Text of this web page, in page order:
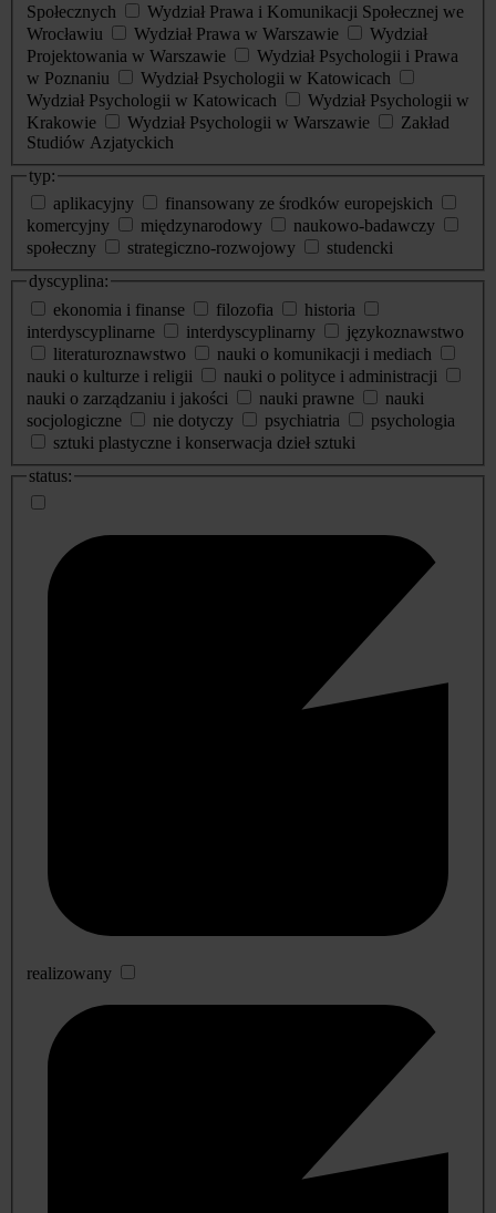
Społecznych
Wydział Prawa i Komunikacji Społecznej we
Wrocławiu
Wydział Prawa w Warszawie
Wydział
Projektowania w Warszawie
Wydział Psychologii i Prawa
w Poznaniu
Wydział Psychologii w Katowicach
Wydział Psychologii w Katowicach
Wydział Psychologii w
Krakowie
Wydział Psychologii w Warszawie
Zakład
Studiów Azjatyckich
typ:
aplikacyjny
finansowany ze środków europejskich
komercyjny
międzynarodowy
naukowo-badawczy
społeczny
strategiczno-rozwojowy
studencki
dyscyplina:
ekonomia i finanse
filozofia
historia
interdyscyplinarne
interdyscyplinarny
językoznawstwo
literaturoznawstwo
nauki o komunikacji i mediach
nauki o kulturze i religii
nauki o polityce i administracji
nauki o zarządzaniu i jakości
nauki prawne
nauki
socjologiczne
nie dotyczy psychiatria
psychologia
sztuki plastyczne i konserwacja dzieł sztuki
status:
realizowany